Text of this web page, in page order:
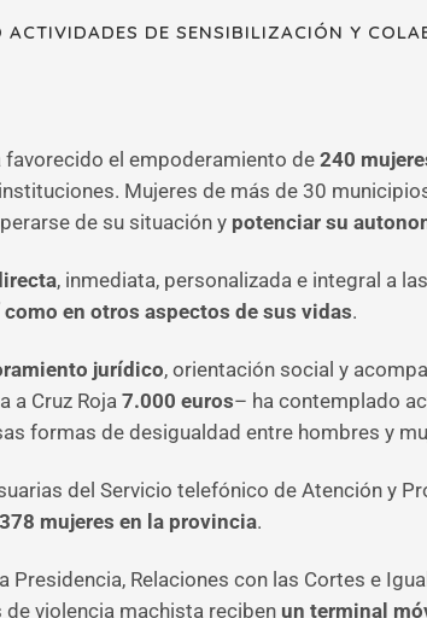
DE SENSIBILIZACIÓN Y
favorecido el empoderamiento de 240
Mujeres de más de 30
de su situación y potenciar su
, inmediata, personalizada e integral a
como en otros aspectos de sus vidas.
jurídico, orientación social y
a Cruz Roja 7.000 euros– ha contemplado
formas de desigualdad entre hombres y
del Servicio telefónico de Atención y
378 mujeres en la provincia.
Relaciones con las Cortes e
violencia machista reciben un terminal